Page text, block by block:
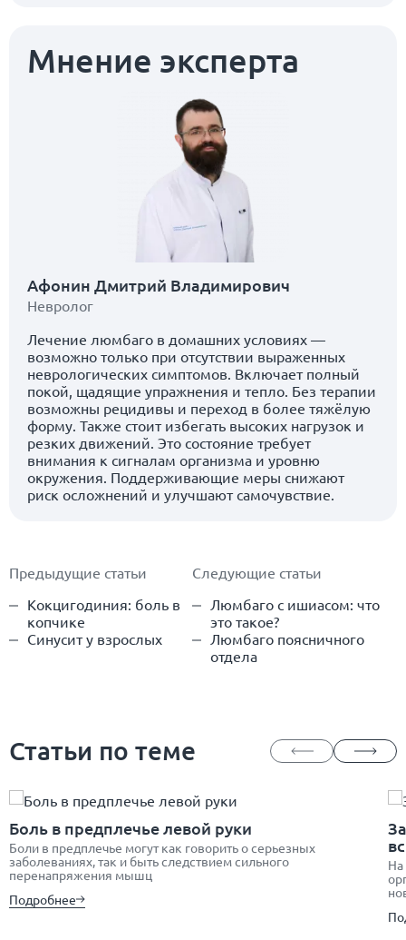
Мнение эксперта
Афонин Дмитрий Владимирович
Невролог
Лечение люмбаго в домашних условиях —
возможно только при отсутствии выраженных
неврологических симптомов. Включает полный
покой, щадящие упражнения и тепло. Без терапии
возможны рецидивы и переход в более тяжёлую
форму. Также стоит избегать высоких нагрузок и
резких движений. Это состояние требует
внимания к сигналам организма и уровню
окружения. Поддерживающие меры снижают
риск осложнений и улучшают самочувствие.
Предыдущие статьи
Кокцигодиния: боль в
копчике
Синусит у взрослых
Следующие статьи
Люмбаго с ишиасом: что
это такое?
Люмбаго поясничного
отдела
Статьи по теме
Боль в предплечье левой руки
Боли в предплечье могут как говорить о серьезных
заболеваниях, так и быть следствием сильного
перенапряжения мышц
Подробнее
На